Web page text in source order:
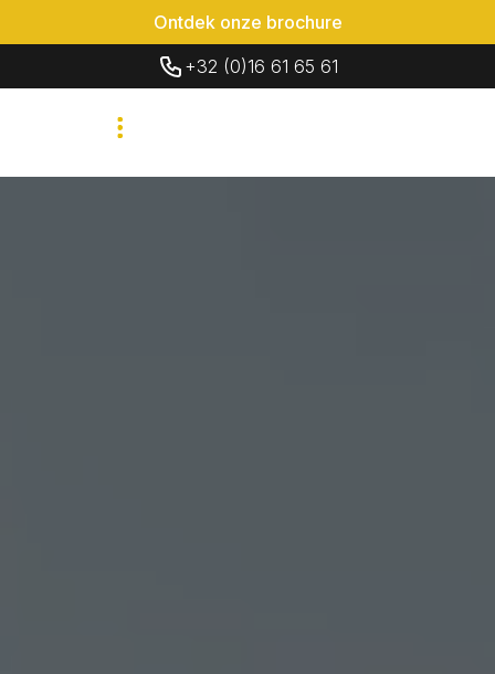
Ontdek onze brochure
+32 (0)16 61 65 61